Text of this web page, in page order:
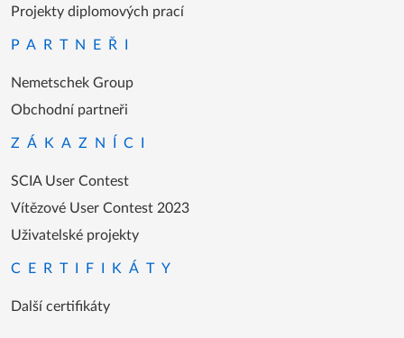
Projekty diplomových prací
PARTNEŘI
Nemetschek Group
Obchodní partneři
ZÁKAZNÍCI
SCIA User Contest
Vítězové User Contest 2023
Uživatelské projekty
CERTIFIKÁTY
Další certifikáty